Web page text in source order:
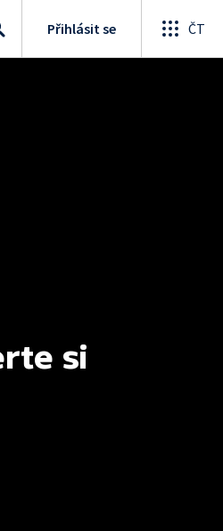
Přihlásit se ČT
si